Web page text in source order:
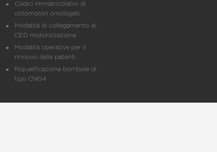
Codici immatricolativi di
ciclomotori omologati
Modalità di collegamento al
CED motorizzazione
Modalità operative per il
rinnovo delle patenti
Riqualificazione bombole di
tipo CNG4